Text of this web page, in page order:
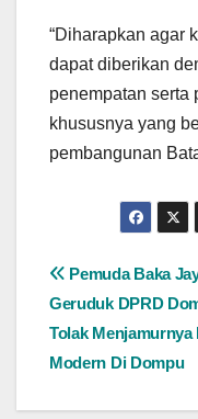
“Diharapkan agar
dapat diberikan
penempatan serta
khususnya yang
pembangunan
Navigasi
pos
Pemuda Baka
Geruduk DPRD
Tolak Menjamurnya
Modern Di Dompu